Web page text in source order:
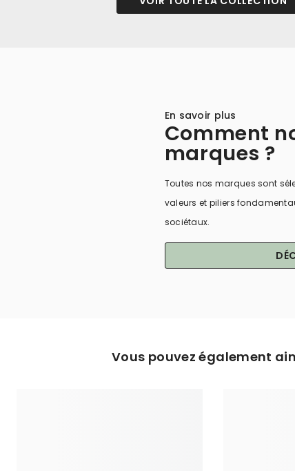
En savoir plus
Comment
marques ?
Toutes nos marques sont
valeurs et piliers
sociétaux.
Vous pouvez également